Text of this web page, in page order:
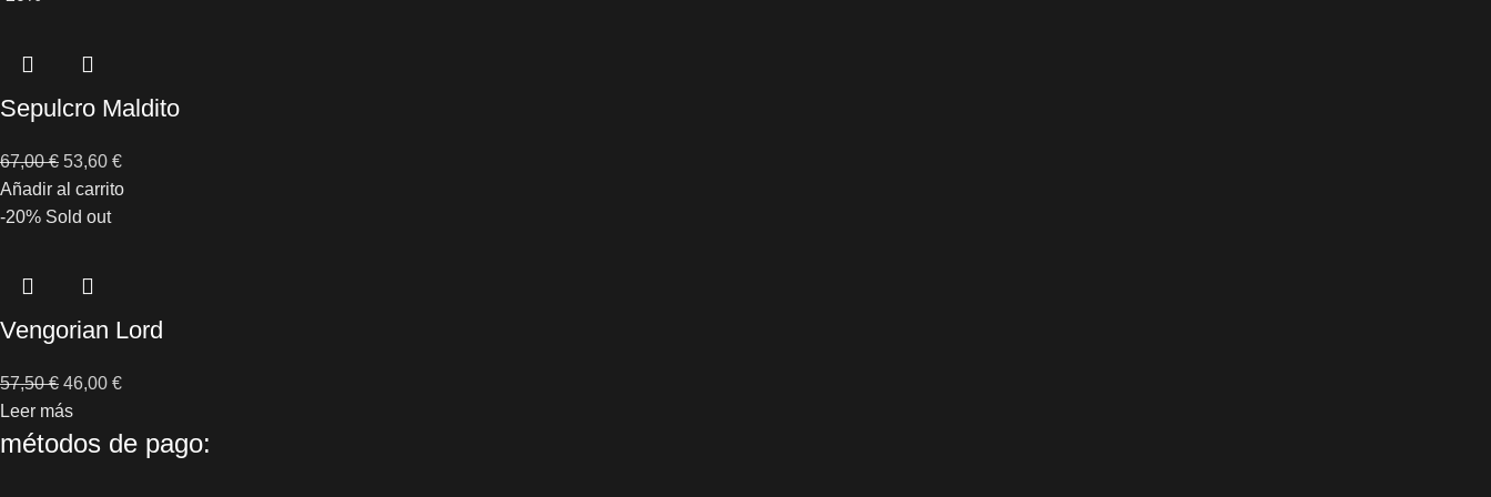
Sepulcro Maldito
67,00€ 53,60 €
Añadir al carrito
-20% Sold out
Vengorian Lord
57,50€ 46,00 €
Leer más
métodos de pago: